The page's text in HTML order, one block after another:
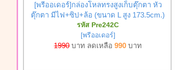
[พรีออเดอร์]กล่องโหลทรงสูงเก็บตุ๊กตา หัว
ตุ๊กตา มีไฟ+ซิป+ล้อ (ขนาด L สูง 173.5cm.)
รหัส Pre242C
[พรีออเดอร์]
1990บาท ลดเหลือ990 บาท